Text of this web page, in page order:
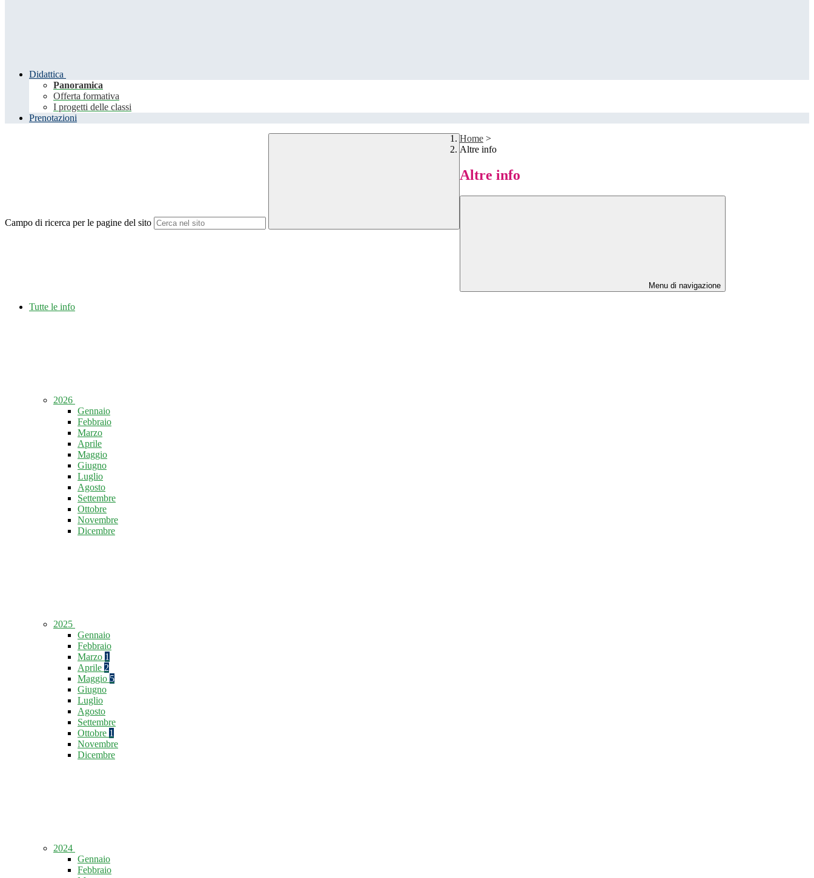
Didattica
Panoramica
Offerta formativa
I progetti delle classi
Prenotazioni
Campo di ricerca per le pagine del sito
Home >
Altre info
Altre info
Menu di navigazione
Tutte le info
2026
Gennaio
Febbraio
Marzo
Aprile
Maggio
Giugno
Luglio
Agosto
Settembre
Ottobre
Novembre
Dicembre
2025
Gennaio
Febbraio
Marzo 1
Aprile 2
Maggio 5
Giugno
Luglio
Agosto
Settembre
Ottobre 1
Novembre
Dicembre
2024
Gennaio
Febbraio